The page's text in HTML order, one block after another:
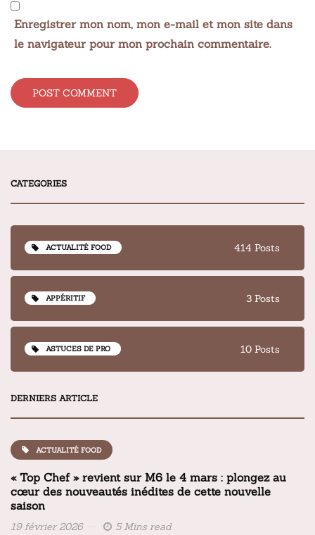
Enregistrer mon nom, mon e-mail et mon site dans
le navigateur pour mon prochain commentaire.
CATEGORIES
ACTUALITÉ FOOD 414 Posts
APPÉRITIF 3 Posts
ASTUCES DE PRO 10 Posts
DERNIERS ARTICLE
ACTUALITÉ FOOD
« Top Chef » revient sur M6 le 4 mars : plongez au
cœur des nouveautés inédites de cette nouvelle
saison
19 février 2026 5 Mins read